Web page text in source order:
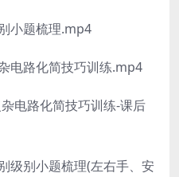
小题梳理.mp4
电路化简技巧训练.mp4
电路化简技巧训练-课后
级别小题梳理(左右手、安